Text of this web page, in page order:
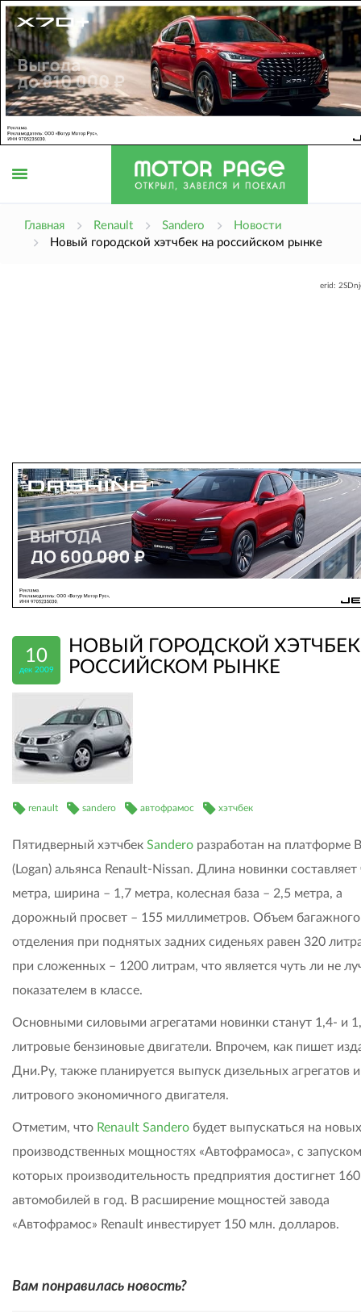
Главная Renault Sandero
Новости
Новый городской хэтчбек на российском рынке
erid:
10
дек 2009
НОВЫЙ ГОРОДСКОЙ
РОССИЙСКОМ РЫНКЕ
renault sandero автофрамос хэтчбек
Пятидверный хэтчбек Sandero разработан на платформе
(Logan) альянса Renault-Nissan. Длина новинки
метра, ширина – 1,7 метра, колесная база – 2,5 метра, а
дорожный просвет – 155 миллиметров. Объем багажного
отделения при поднятых задних сиденьях равен 320
при сложенных – 1200 литрам, что является чуть ли не
показателем в классе.
Основными силовыми агрегатами новинки станут 1,4- и
литровые бензиновые двигатели. Впрочем, как пишет
Дни.Ру, также планируется выпуск дизельных агрегатов и
литрового экономичного двигателя.
Отметим, что Renault Sandero будет выпускаться на новых
производственных мощностях «Автофрамоса», с запуском
которых производительность предприятия достигнет
автомобилей в год. В расширение мощностей завода
«Автофрамос» Renault инвестирует 150 млн. долларов.
Вам понравилась новость?